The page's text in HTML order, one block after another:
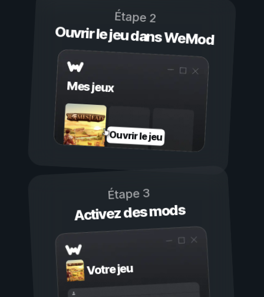
Étape 2
Ouvrir le jeu dans WeMod
Mes jeux
Ouvrir le jeu
Étape 3
Activez des mods
Votre jeu